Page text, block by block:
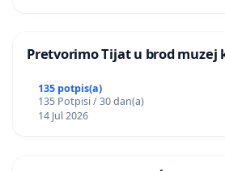
Pretvorimo Tijat u brod muzej
135 potpis(a)
135 Potpisi / 30 dan(a)
14 Jul 2026